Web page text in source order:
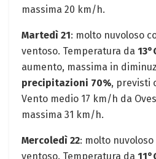
massima 20 km/h.
Martedì 21: molto nuvoloso
ventoso. Temperatura da
aumento, massima in
precipitazioni 70%, previsti
Vento medio 17 km/h da
massima 31 km/h.
Mercoledì 22: molto
ventoso. Temperatura da